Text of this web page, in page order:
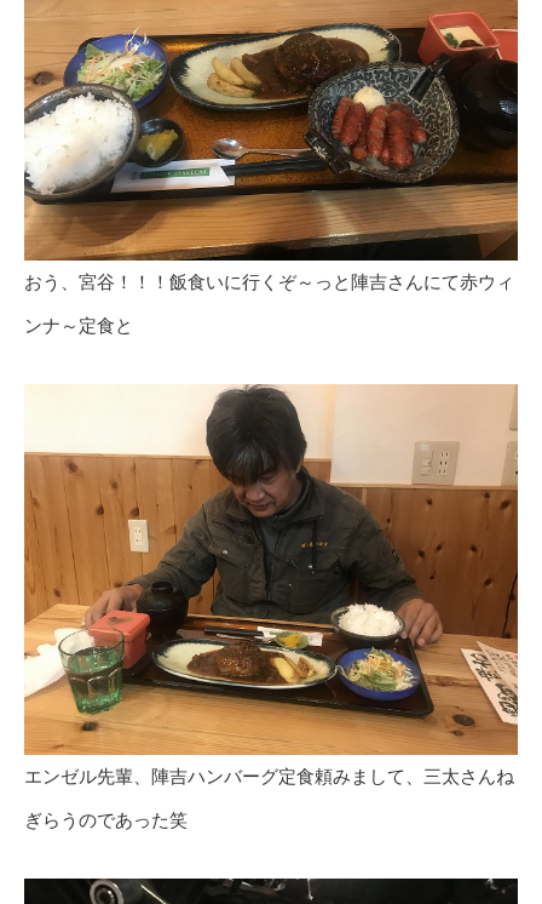
おう、宮谷！！！飯食いに行くぞ～っと陣吉さんにて赤ウィ
ンナ～定食と
エンゼル先輩、陣吉ハンバーグ定食頼みまして、三太さんね
ぎらうのであった笑